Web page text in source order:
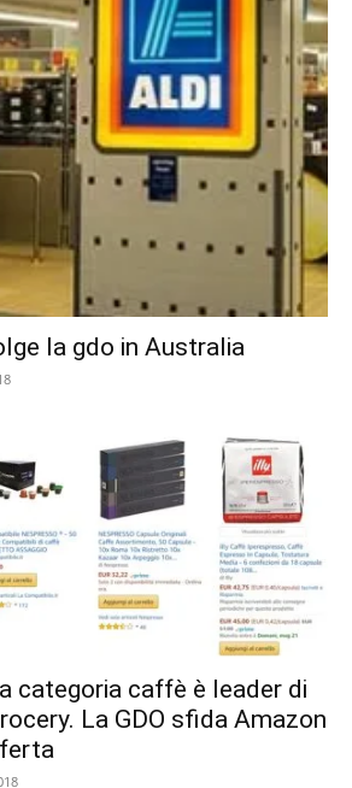
la gdo in Australia
categoria caffè è leader di
La GDO sfida Amazon